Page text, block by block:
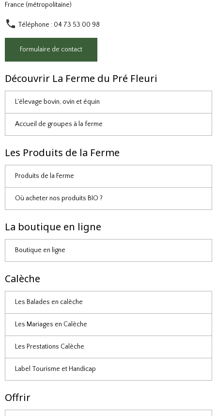
France (métropolitaine)
Téléphone : 04 73 53 00 98
Formulaire de contact
Découvrir La Ferme du Pré Fleuri
L'élevage bovin, ovin et équin
Accueil de groupes à la ferme
Les Produits de la Ferme
Produits de la Ferme
Où acheter nos produits BIO ?
La boutique en ligne
Boutique en ligne
Calèche
Les Balades en calèche
Les Mariages en Calèche
Les Prestations Calèche
Label Tourisme et Handicap
Offrir